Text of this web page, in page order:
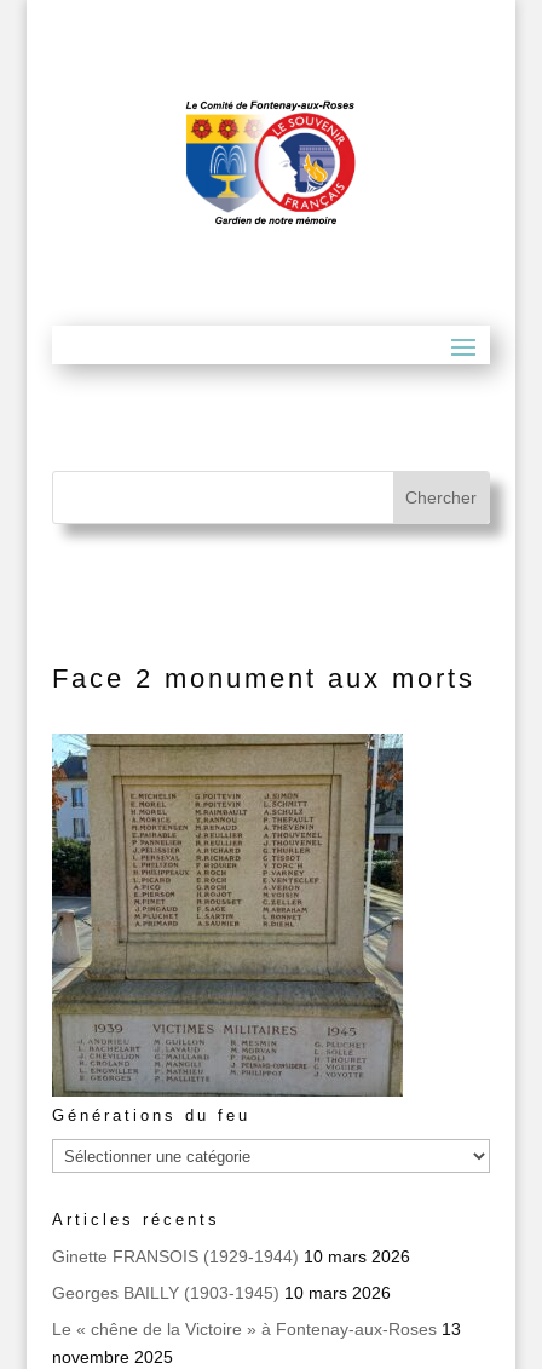
Face 2 monument aux morts
Générations du feu
Générations
du
Articles récents
Ginette FRANSOIS (1929-1944) 10 mars 2026
Georges BAILLY (1903-1945) 10 mars 2026
Le « chêne de la Victoire » à Fontenay-aux-Roses 13
novembre 2025